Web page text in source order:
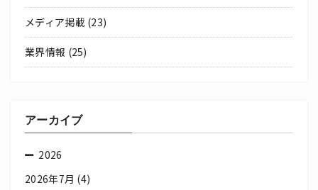
メディア掲載 (23)
業界情報 (25)
アーカイブ
2026
2026年7月 (4)